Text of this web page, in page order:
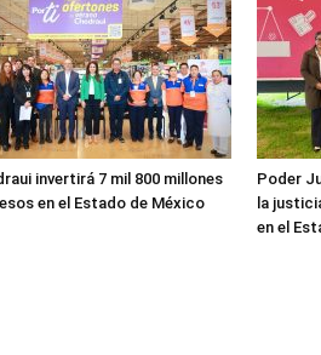
invertirá 7 mil 800 millones
en el Estado de México
Poder
la
en el